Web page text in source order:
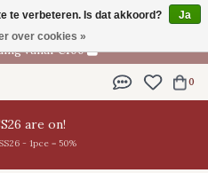
vanaf €100
0
are on!
- 1pce = 50%
te verbeteren. Is dat akkoord?
Ja
over cookies »